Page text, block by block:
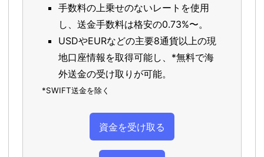
手数料の上乗せのないレートを使用
し、送金手数料は格安の0.73%〜。
USDやEURなどの主要8通貨以上の現
地口座情報を取得可能し、*無料で海
外送金の受け取りが可能。
*SWIFT送金を除く
資金を受け取る